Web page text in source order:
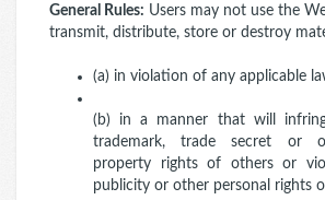
General Rules: Users may not use the
transmit, distribute, store or destroy
(a) in violation of any applicable
(b) in a manner that will
trademark, trade secret or
property rights of others or
publicity or other personal rights